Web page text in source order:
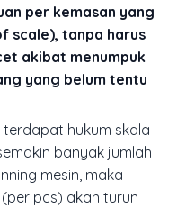
per kemasan yang
scale), tanpa harus
akibat menumpuk
yang belum tentu
hukum skala
banyak jumlah
mesin, maka
pcs) akan turun